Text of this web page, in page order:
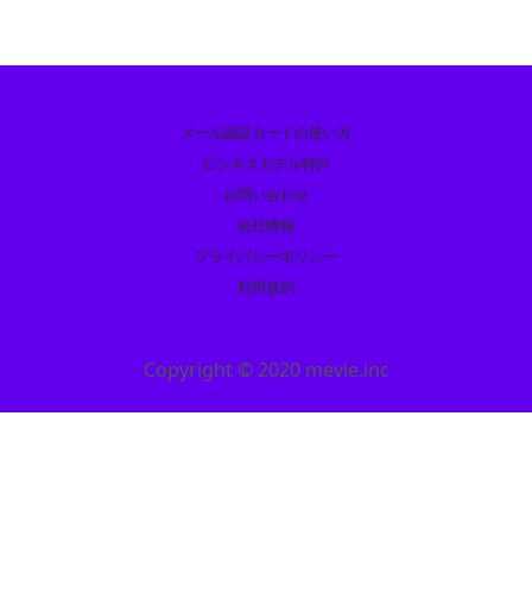
メール認証カードの使い方
ビジネスモデル特許
お問い合わせ
会社情報
プライバシーポリシー
利用規約
Copyright © 2020 mevie.inc